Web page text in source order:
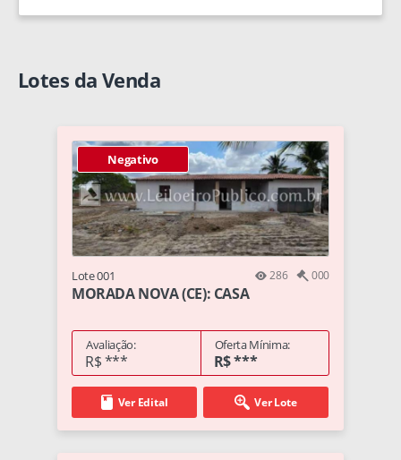
Lotes da Venda
Negativo
Lote 001 286 000
MORADA NOVA (CE): CASA
Avaliação:
R$ ***
Oferta Mínima:
R$ ***
Ver Edital Ver Lote